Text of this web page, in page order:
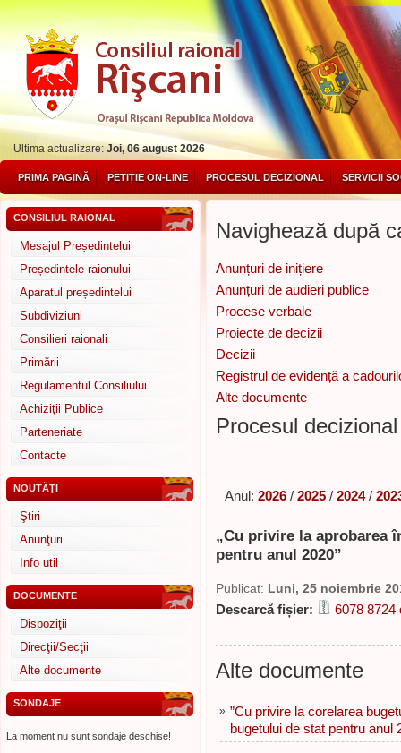
Ultima actualizare:Joi, 06 august 2026
PRIMA PAGINĂ PETIȚIE ON-LINE PROCESUL DECIZIONAL SERVICII
CONSILIUL RAIONAL
Mesajul Președintelui
Președintele raionului
Aparatul președintelui
Subdiviziuni
Consilieri raionali
Primării
Regulamentul Consiliului
Achiziţii Publice
Parteneriate
Contacte
NOUTĂŢI
Ştiri
Anunţuri
Info util
DOCUMENTE
Dispoziţii
Direcţii/Secţii
Alte documente
SONDAJE
La moment nu sunt sondaje deschise!
Navighează după
Anunțuri de inițiere
Anunțuri de audieri publice
Procese verbale
Proiecte de decizii
Decizii
Registrul de evidență a
Alte documente
Procesul
Anul: 2026 / 2025 / 2024/
„Cu privire la aprobarea
pentru anul 2020”
Publicat: Luni, 25 noiembrie
Descarcă fișier: 6078 8724
Alte documente
» ”Сu privire la corelarea
bugetului de stat pentru anul